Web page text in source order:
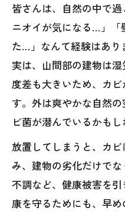
皆さんは、自然の中で
ニオイが気になる…」「
た…」なんて経験はあ
実は、山間部の建物は
度差も大きいため、カ
す。外は爽やかな自然
ビ菌が潜んでいるかもし
放置してしまうと、カ
み、建物の劣化だけで
不調など、健康被害を
康を守るためにも、早